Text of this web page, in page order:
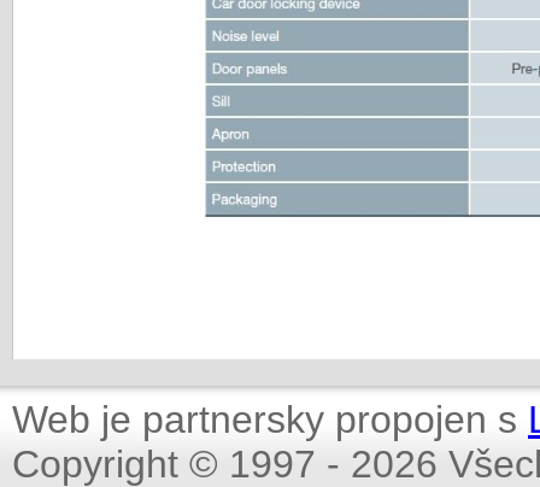
Web je partnersky propojen s
Copyright © 1997 - 2026